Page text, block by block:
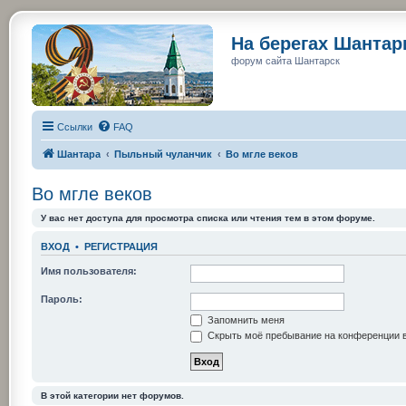
На берегах
форум сайта Шантарск
Ссылки FAQ
Шантара Пыльный чуланчик Во мгле веков
Во мгле веков
У вас нет доступа для просмотра списка или чтения тем в этом форуме.
ВХОД • РЕГИСТРАЦИЯ
Имя пользователя:
Пароль:
Запомнить меня
Скрыть моё пребывание на конференции
В этой категории нет форумов.